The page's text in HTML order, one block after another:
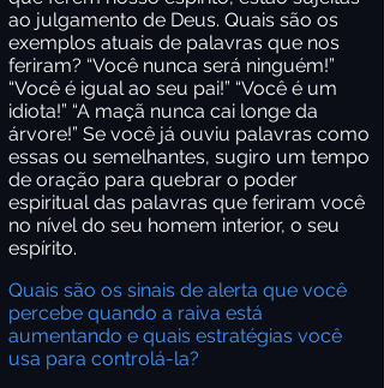
ao julgamento de Deus. Quais são os
exemplos atuais de palavras que nos
feriram? “Você nunca será ninguém!”
“Você é igual ao seu pai!” “Você é um
idiota!” “A maçã nunca cai longe da
árvore!” Se você já ouviu palavras como
essas ou semelhantes, sugiro um tempo
de oração para quebrar o poder
espiritual das palavras que feriram você
no nível do seu homem interior, o seu
espírito.
Quais são os sinais de alerta que você
percebe quando a raiva está
aumentando e quais estratégias você
usa para controlá-la?